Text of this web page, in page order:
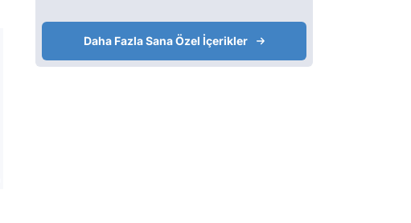
Daha Fazla Sana Özel İçerikler